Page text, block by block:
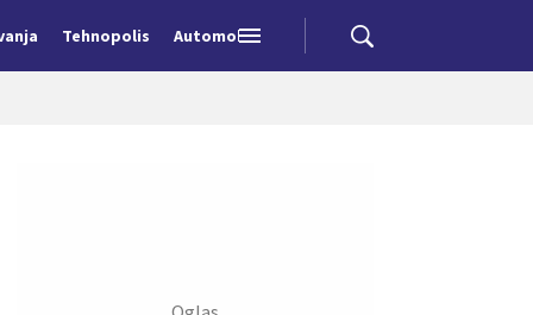
Tehnopolis Automobili